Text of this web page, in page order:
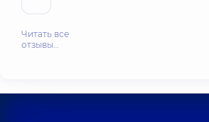
Читать все
отзывы…